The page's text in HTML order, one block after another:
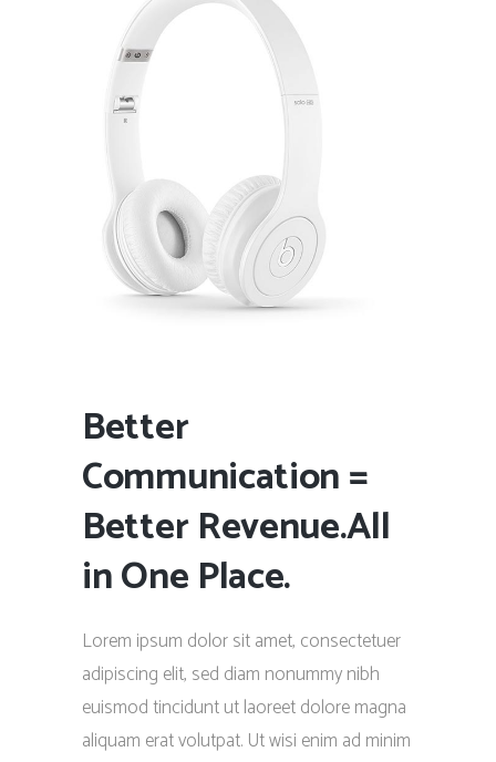
Better
Communication =
Better Revenue.All
in One Place.
Lorem ipsum dolor sit amet, consectetuer
adipiscing elit, sed diam nonummy nibh
euismod tincidunt ut laoreet dolore magna
aliquam erat volutpat. Ut wisi enim ad minim